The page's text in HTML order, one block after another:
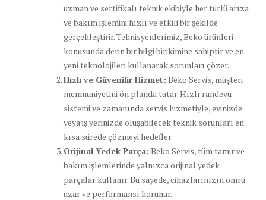
uzman ve sertifikalı teknik ekibiyle her türlü arıza
ve bakım işlemini hızlı ve etkili bir şekilde
gerçekleştirir. Teknisyenlerimiz, Beko ürünleri
konusunda derin bir bilgi birikimine sahiptir ve en
yeni teknolojileri kullanarak sorunları çözer.
Hızlı ve Güvenilir Hizmet: Beko Servis, müşteri
memnuniyetini ön planda tutar. Hızlı randevu
sistemi ve zamanında servis hizmetiyle, evinizde
veya iş yerinizde oluşabilecek teknik sorunları en
kısa sürede çözmeyi hedefler.
Orijinal Yedek Parça: Beko Servis, tüm tamir ve
bakım işlemlerinde yalnızca orijinal yedek
parçalar kullanır. Bu sayede, cihazlarınızın ömrü
uzar ve performansı korunur.